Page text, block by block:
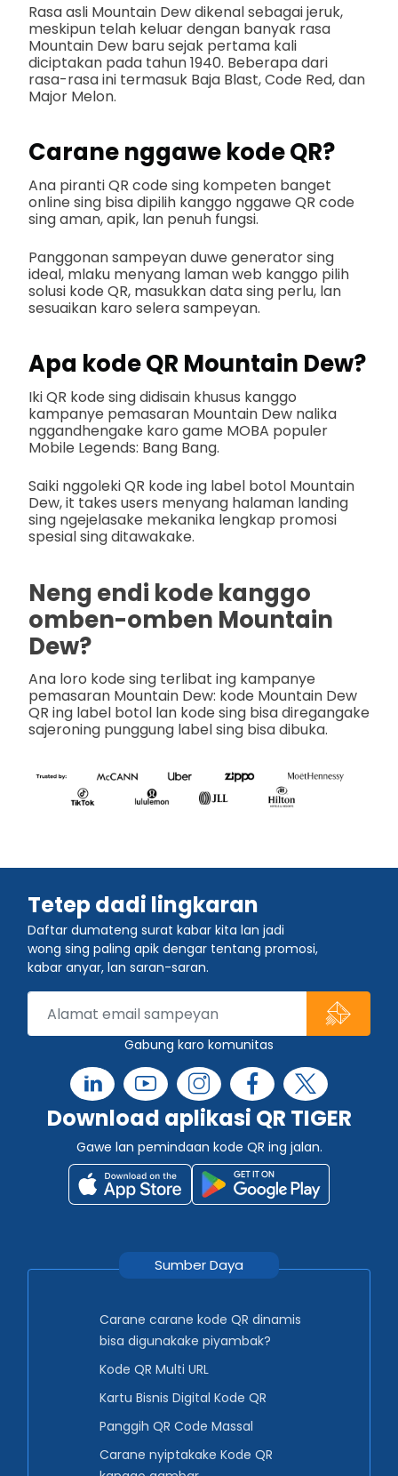
Rasa asli Mountain Dew dikenal sebagai jeruk,
meskipun telah keluar dengan banyak rasa
Mountain Dew baru sejak pertama kali
diciptakan pada tahun 1940. Beberapa dari
rasa-rasa ini termasuk Baja Blast, Code Red, dan
Major Melon.
Carane nggawe kode QR?
Ana piranti QR code sing kompeten banget
online sing bisa dipilih kanggo nggawe QR code
sing aman, apik, lan penuh fungsi.
Panggonan sampeyan duwe generator sing
ideal, mlaku menyang laman web kanggo pilih
solusi kode QR, masukkan data sing perlu, lan
sesuaikan karo selera sampeyan.
Apa kode QR Mountain Dew?
Iki QR kode sing didisain khusus kanggo
kampanye pemasaran Mountain Dew nalika
nggandhengake karo game MOBA populer
Mobile Legends: Bang Bang.
Saiki nggoleki QR kode ing label botol Mountain
Dew, it takes users menyang halaman landing
sing ngejelasake mekanika lengkap promosi
spesial sing ditawakake.
Neng endi kode kanggo
omben-omben Mountain
Dew?
Ana loro kode sing terlibat ing kampanye
pemasaran Mountain Dew: kode Mountain Dew
QR ing label botol lan kode sing bisa diregangake
sajeroning punggung label sing bisa dibuka.
Tetep dadi lingkaran
Daftar dumateng surat kabar kita lan jadi
wong sing paling apik dengar tentang promosi,
kabar anyar, lan saran-saran.
Gabung karo komunitas
Download aplikasi QR TIGER
Gawe lan pemindaan kode QR ing jalan.
Sumber Daya
Carane carane kode QR dinamis
bisa digunakake piyambak?
Kode QR Multi URL
Kartu Bisnis Digital Kode QR
Panggih QR Code Massal
Carane nyiptakake Kode QR